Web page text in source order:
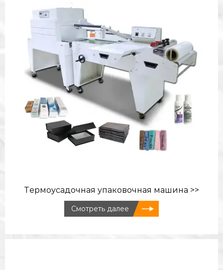
Термоусадочная упаковочная машина >>
Смотреть далее